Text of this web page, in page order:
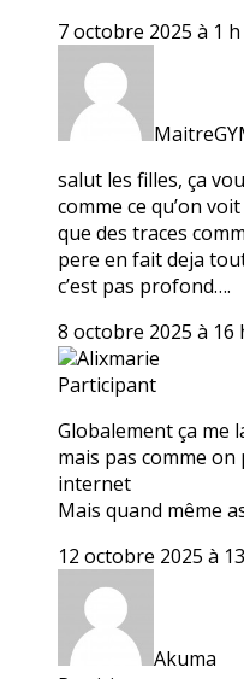
7 octobre 2025 à 1
salut les filles, ça
comme ce qu’on
que des traces
pere en fait deja
c’est pas profond….
8 octobre 2025 à 16
Alixmarie
Participant
Globalement ça me
mais pas comme
internet
Mais quand même
12 octobre 2025 à
Akuma